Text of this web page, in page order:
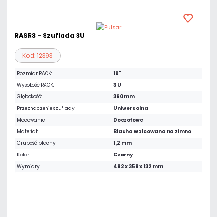
RASR3 - Szuflada 3U
Kod: 12393
Rozmiar RACK:
19"
Wysokość RACK:
3 U
Głębokość:
360 mm
Przeznaczenie szuflady:
Uniwersalna
Mocowanie:
Doczołowe
Materiał:
Blacha walcowana na zimno
Grubość blachy:
1,2 mm
Kolor:
Czarny
Wymiary:
482 x 358 x 132 mm